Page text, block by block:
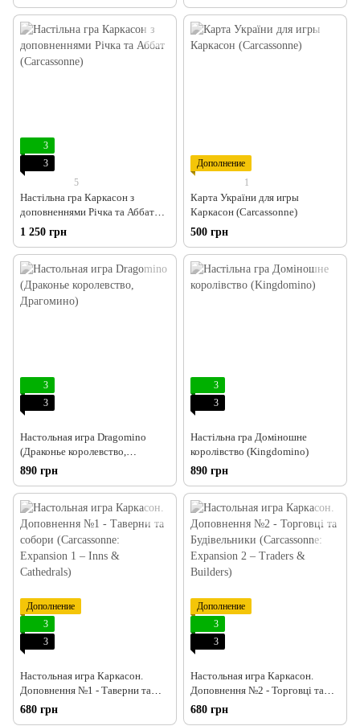
3
3
5
Настільна гра Каркасон з
доповненнями Річка та Аббат
(Carcassonne)
1 250 грн
Дополнение
1
Карта України для игры
Каркасон (Carcassonne)
500 грн
3
3
Настольная игра Dragomino
(Драконье королевство,
Драгомино)
890 грн
3
3
Настільна гра Доміношне
королівство (Kingdomino)
890 грн
Дополнение
3
3
Настольная игра Каркасон.
Доповнення №1 - Таверни та
собори (Carcassonne: Expansion
1 – Inns & Cathedrals)
680 грн
Дополнение
3
3
Настольная игра Каркасон.
Доповнення №2 - Торговці та
Будівельники (Carcassonne:
Expansion 2 – Traders &
680 грн